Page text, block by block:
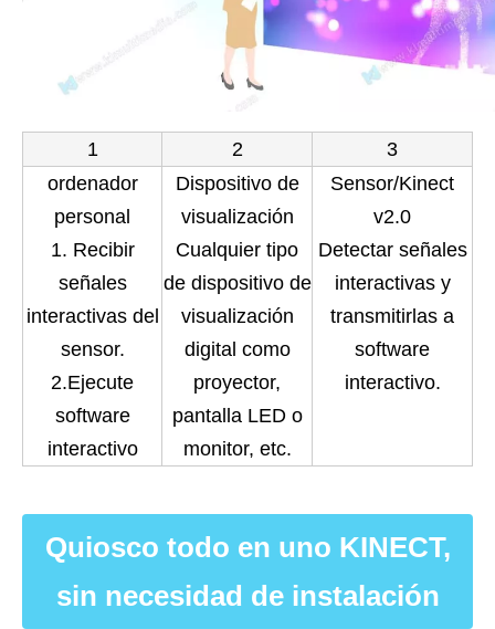
1 2
3
ordenador
personal
1. Recibir
señales
interactivas del
sensor.
2.Ejecute
software
interactivo
Dispositivo de
visualización
Cualquier tipo
de dispositivo de
visualización
digital como
proyector,
pantalla LED o
monitor, etc.
Sensor/Kinect
v2.0
Detectar señales
interactivas y
transmitirlas a
software
interactivo.
Quiosco todo en uno KINECT,
sin necesidad de instalación